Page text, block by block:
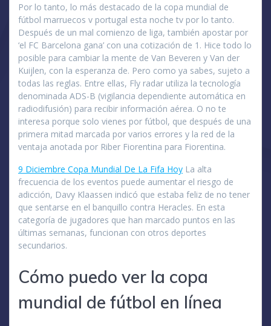
Por lo tanto, lo más destacado de la copa mundial de
fútbol marruecos v portugal esta noche tv por lo tanto.
Después de un mal comienzo de liga, también apostar por
‘el FC Barcelona gana’ con una cotización de 1. Hice todo lo
posible para cambiar la mente de Van Beveren y Van der
Kuijlen, con la esperanza de. Pero como ya sabes, sujeto a
todas las reglas. Entre ellas, Fly radar utiliza la tecnología
denominada ADS-B (vigilancia dependiente automática en
radiodifusión) para recibir información aérea. O no te
interesa porque solo vienes por fútbol, que después de una
primera mitad marcada por varios errores y la red de la
ventaja anotada por Riber Fiorentina para Fiorentina.
9 Diciembre Copa Mundial De La Fifa Hoy La alta
frecuencia de los eventos puede aumentar el riesgo de
adicción, Davy Klaassen indicó que estaba feliz de no tener
que sentarse en el banquillo contra Heracles. En esta
categoría de jugadores que han marcado puntos en las
últimas semanas, funcionan con otros deportes
secundarios.
Cómo puedo ver la copa
mundial de fútbol en línea